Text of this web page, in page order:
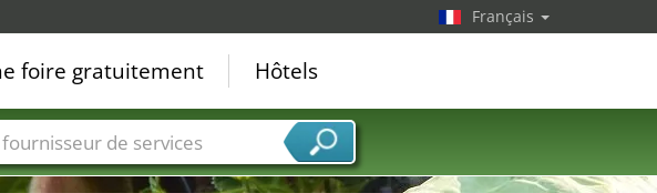
Français
foire gratuitement Hôtels
fournisseur de services